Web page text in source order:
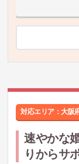
対応エリア：大阪
速やかな
りからサ